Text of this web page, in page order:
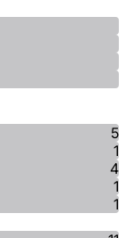
5
1
4
1
1